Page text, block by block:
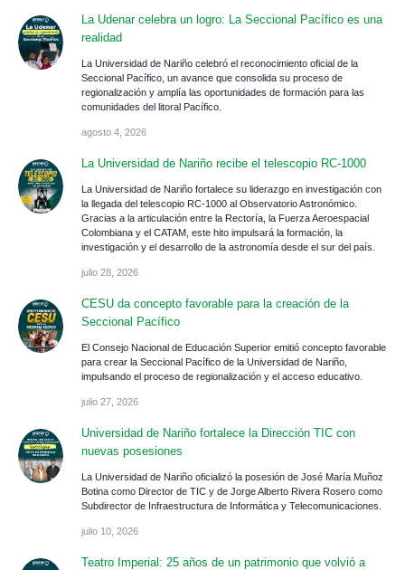
La Udenar celebra un logro: La Seccional Pacífico es una
realidad
La Universidad de Nariño celebró el reconocimiento oficial de la
Seccional Pacífico, un avance que consolida su proceso de
regionalización y amplía las oportunidades de formación para las
comunidades del litoral Pacífico.
agosto 4, 2026
La Universidad de Nariño recibe el telescopio RC-1000
La Universidad de Nariño fortalece su liderazgo en investigación con
la llegada del telescopio RC-1000 al Observatorio Astronómico.
Gracias a la articulación entre la Rectoría, la Fuerza Aeroespacial
Colombiana y el CATAM, este hito impulsará la formación, la
investigación y el desarrollo de la astronomía desde el sur del país.
julio 28, 2026
CESU da concepto favorable para la creación de la
Seccional Pacífico
El Consejo Nacional de Educación Superior emitió concepto favorable
para crear la Seccional Pacífico de la Universidad de Nariño,
impulsando el proceso de regionalización y el acceso educativo.
julio 27, 2026
Universidad de Nariño fortalece la Dirección TIC con
nuevas posesiones
La Universidad de Nariño oficializó la posesión de José María Muñoz
Botina como Director de TIC y de Jorge Alberto Rivera Rosero como
Subdirector de Infraestructura de Informática y Telecomunicaciones.
julio 10, 2026
Teatro Imperial: 25 años de un patrimonio que volvió a